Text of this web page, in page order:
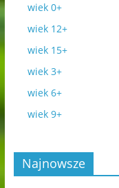
wiek 0+
wiek 12+
wiek 15+
wiek 3+
wiek 6+
wiek 9+
Najnowsze